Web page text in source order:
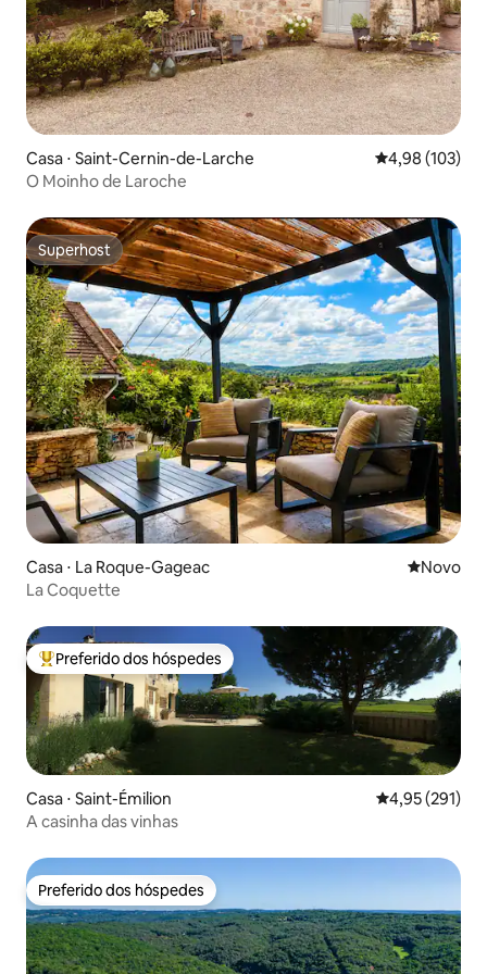
Casa ⋅ Saint-Cernin-de-Larche 4,98 de uma
4,98 (103)
O Moinho de Laroche
Superhost
Superhost
Casa ⋅ La Roque-Gageac Novo
Novo
La Coquette
Entre os melhores preferidos dos hóspedes
Preferido dos hóspedes
Casa ⋅ Saint-Émilion 4,95 de uma
4,95 (291)
A casinha das vinhas
Preferido dos hóspedes
Preferido dos hóspedes